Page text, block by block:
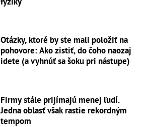
Otázky, ktoré by ste mali položiť na
pohovore: Ako zistiť, do čoho naozaj
idete (a vyhnúť sa šoku pri nástupe)
Firmy stále prijímajú menej ľudí.
Jedna oblasť však rastie rekordným
tempom